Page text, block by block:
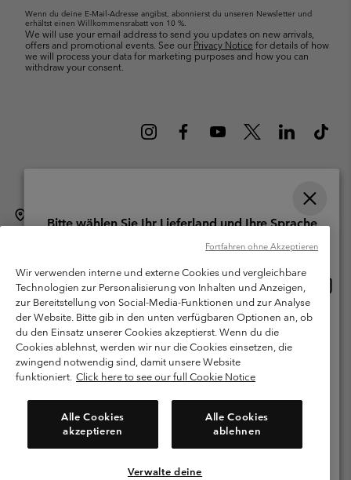
Wenn du deine E-Mail-Adresse angibst, abonnierst du unseren Newsletter und
erhältst einen Willkommensrabatt von 10 %.
We will use your email address to send you updates on new arrivals,
offers and promotional events. See our Privacy Notice for details of how
we will process your data for marketing purposes and how you can
withdraw your consent.
Schweiz (Deutsch) English › français › italiano ›
Columbia Sportswear Company. Avenue des Morgines, 12 1213
Petit-Lancy Switzerland. Alle Rechte vorbehalten.
Nutzungsbedingungen
Allgemeine Verkaufsbedingungen
Garantie
Datenschutzerklärung
Bestimmungen und Bedingungen des Mitglieder Programms
Nutzungsbedingungen Für Nutzergenerierte Inhalte
Impressum
Cookies
Kundenservice: Mo- Fr. 9:00 - 13:00 & 14:00- 18:00 Uhr
(+)41315282015
Wir verwenden interne und externe Cookies und vergleichbare
Technologien zur Personalisierung von Inhalten und Anzeigen,
zur Bereitstellung von Social-Media-Funktionen und zur Analyse
der Website. Bitte gib in den unten verfügbaren Optionen an, ob
du den Einsatz unserer Cookies akzeptierst. Wenn du die
Cookies ablehnst, werden wir nur die Cookies einsetzen, die
zwingend notwendig sind, damit unsere Website
funktioniert. Click here to see our full Cookie Notice
Alle Cookies
akzeptieren
Alle Cookies
ablehnen
Verwalte deine
Fortfahren ohne Akzeptieren
Bitte wählen Sie Ihr Lieferland und Ihre Sprache
Online-Einkauf verfügbar
United States
Switzerland-English
Switzerland-Deutsch
Switzerland-Italiano